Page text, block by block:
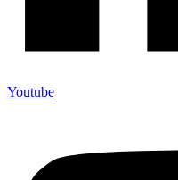
Youtube